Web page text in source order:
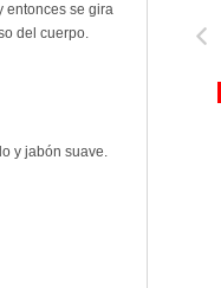
entonces se gira
del cuerpo.
y jabón suave.